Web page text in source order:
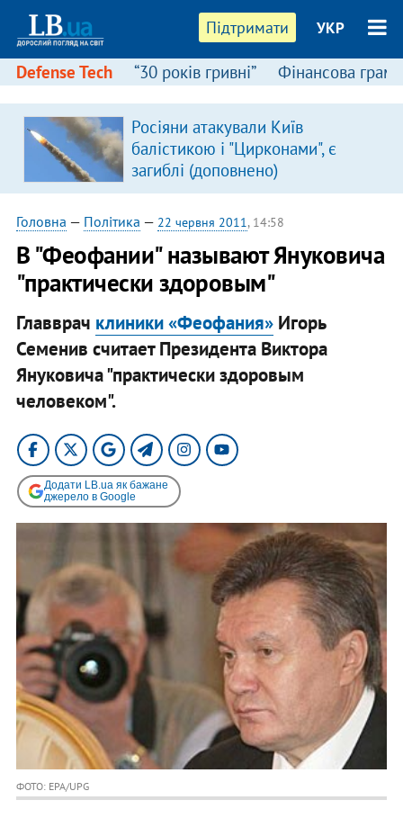
Підтримати УКР
Defense Tech “30 років гривні” Фінансова
Росіяни атакували Київ
балістикою і "Цирконами", є
загиблі (доповнено)
Головна — Політика — 22 червня 2011, 14:58
В "Феофании" называют Януковича
"практически здоровым"
Главврач клиники «Феофания»Игорь
Семенив считает Президента Виктора
Януковича "практически здоровым
человеком".
Додати LB.ua як бажане
джерело в Google
ФОТО: EPA/UPG